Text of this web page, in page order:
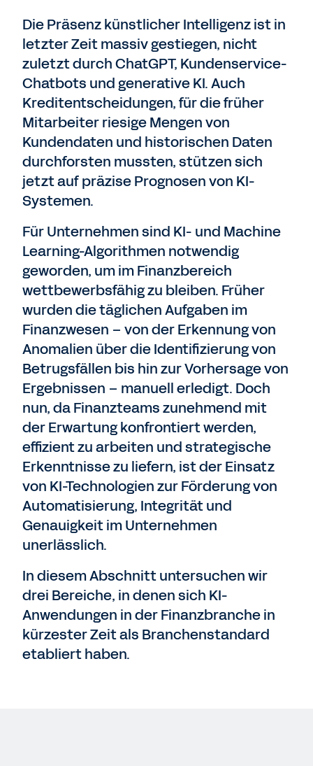
Die Präsenz künstlicher Intelligenz ist in
letzter Zeit massiv gestiegen, nicht
zuletzt durch ChatGPT, Kundenservice-
Chatbots und generative KI. Auch
Kreditentscheidungen, für die früher
Mitarbeiter riesige Mengen von
Kundendaten und historischen Daten
durchforsten mussten, stützen sich
jetzt auf präzise Prognosen von KI-
Systemen.
Für Unternehmen sind KI- und Machine
Learning-Algorithmen notwendig
geworden, um im Finanzbereich
wettbewerbsfähig zu bleiben. Früher
wurden die täglichen Aufgaben im
Finanzwesen – von der Erkennung von
Anomalien über die Identifizierung von
Betrugsfällen bis hin zur Vorhersage von
Ergebnissen – manuell erledigt. Doch
nun, da Finanzteams zunehmend mit
der Erwartung konfrontiert werden,
effizient zu arbeiten und strategische
Erkenntnisse zu liefern, ist der Einsatz
von KI-Technologien zur Förderung von
Automatisierung, Integrität und
Genauigkeit im Unternehmen
unerlässlich.
In diesem Abschnitt untersuchen wir
drei Bereiche, in denen sich KI-
Anwendungen in der Finanzbranche in
kürzester Zeit als Branchenstandard
etabliert haben.